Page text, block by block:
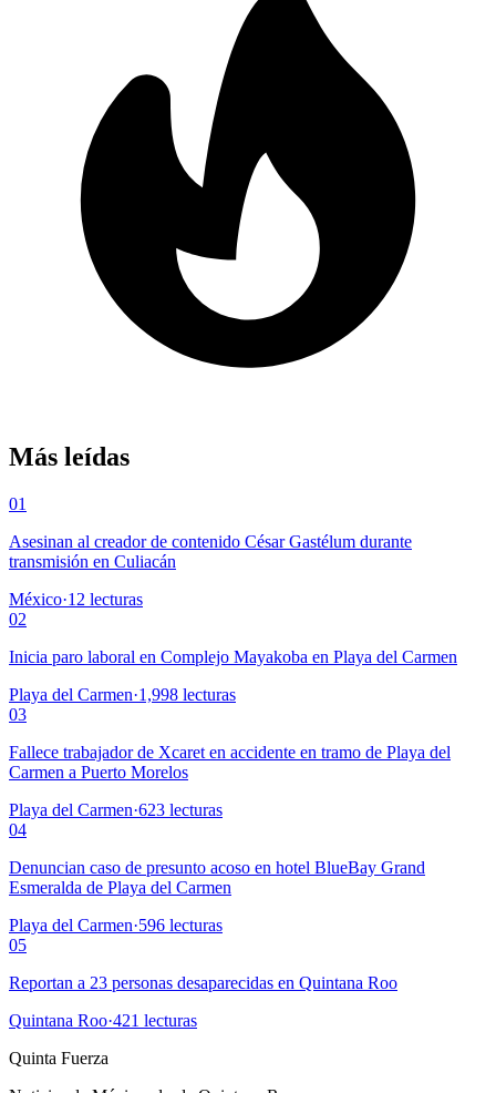
Más leídas
01
Asesinan al creador de contenido César Gastélum durante
transmisión en Culiacán
México·12 lecturas
02
Inicia paro laboral en Complejo Mayakoba en Playa del Carmen
Playa del Carmen·1,998 lecturas
03
Fallece trabajador de Xcaret en accidente en tramo de Playa del
Carmen a Puerto Morelos
Playa del Carmen·623 lecturas
04
Denuncian caso de presunto acoso en hotel BlueBay Grand
Esmeralda de Playa del Carmen
Playa del Carmen·596 lecturas
05
Reportan a 23 personas desaparecidas en Quintana Roo
Quintana Roo·421 lecturas
Quinta Fuerza